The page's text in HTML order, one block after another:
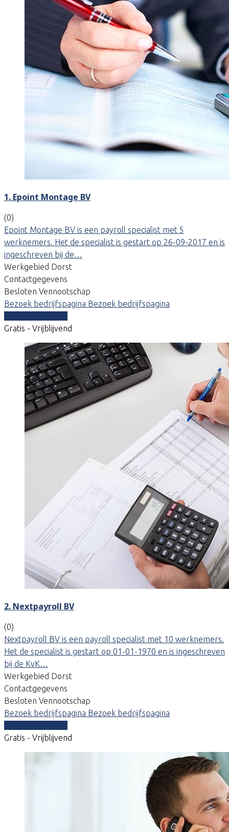
1. Epoint Montage BV
(0)
Epoint Montage BV is een payroll specialist met 5
werknemers. Het de specialist is gestart op 26-09-2017 en is
ingeschreven bij de…
Werkgebied Dorst
Contactgegevens
Besloten Vennootschap
Bezoek bedrijfspagina Bezoek bedrijfspagina
Gratis - Vrijblijvend
2. Nextpayroll BV
(0)
Nextpayroll BV is een payroll specialist met 10 werknemers.
Het de specialist is gestart op 01-01-1970 en is ingeschreven
bij de KvK…
Werkgebied Dorst
Contactgegevens
Besloten Vennootschap
Bezoek bedrijfspagina Bezoek bedrijfspagina
Gratis - Vrijblijvend